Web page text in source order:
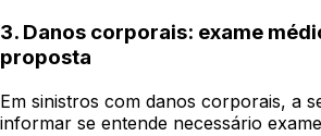
3. Danos corporais: exame
proposta
Em sinistros com danos corporais, a
informar se entende necessário